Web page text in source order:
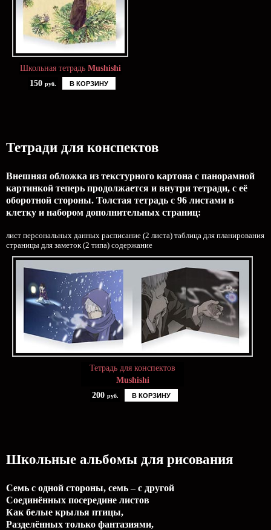
Школьная тетрадь Mushishi
150 руб. В КОРЗИНУ
Тетради для конспектов
Внешняя обложка из текстурного картона с панорамной
картинкой теперь продолжается и внутри тетради, с её
оборотной стороны. Толстая тетрадь с 96 листами в
клетку и набором дополнительных страниц:
лист персональных данных расписание (2 листа) таблица для планирования
страницы для заметок (2 типа) содержание
Тетрадь для конспектов
Mushishi
200 руб. В КОРЗИНУ
Школьные альбомы для рисования
Семь с одной стороны, семь – с другой
Соединённых посередине листов
Как белые крылья птицы,
Разделённых только фантазиями,